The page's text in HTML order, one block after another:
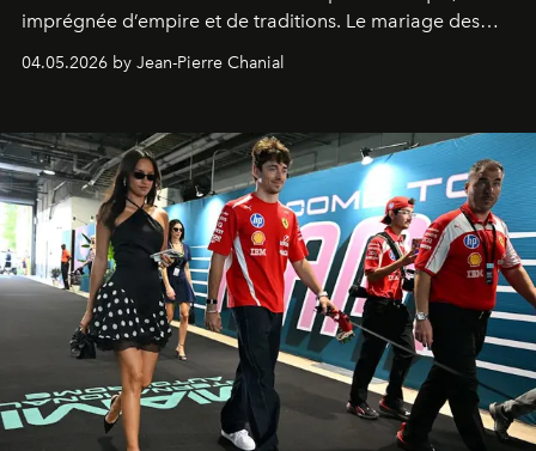
imprégnée d’empire et de traditions. Le mariage des
extrêmes fait merveille.
04.05.2026 by Jean-Pierre Chanial